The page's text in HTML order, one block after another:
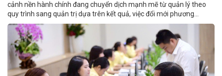
cảnh nền hành chính đang chuyển dịch mạnh mẽ từ quản lý theo
quy trình sang quản trị dựa trên kết quả, việc đổi mới phương...